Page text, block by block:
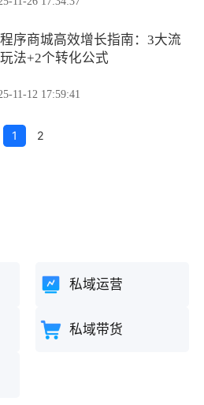
序商城高效增长指南：3大流
法+2个转化公式
11-12 17:59:41
1 2
私域运营
私域带货